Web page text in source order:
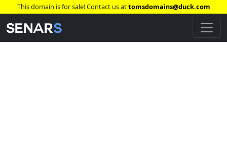
This domain is for sale! Contact us attomsdomains@duck.com